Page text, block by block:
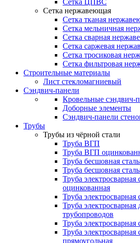
Сетка ЦПВС
Сетка нержавеющая
Сетка тканая
Сетка мельничная
Сетка сварная
Сетка саржевая
Сетка тросиковая
Сетка фильтровая
Строительные материалы
Лист стекломагниевый
Сэндвич-панели
Кровельные сэндвич-
Доборные элементы
Сэндвич-панели
Трубы
Трубы из чёрной стали
Труба ВГП
Труба ВГП
Труба бесшовная
Труба бесшовная
Труба электросварная
оцинкованная
Труба электросварная
Труба
трубопроводов
Труба электросварная
Труба электросварная
прямоугольная